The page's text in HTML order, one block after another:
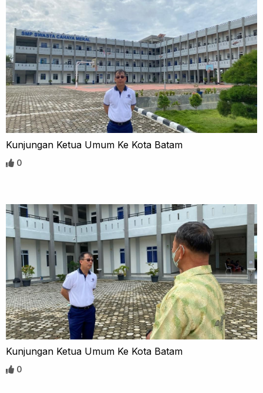
Kunjungan Ketua Umum Ke Kota Batam
0
Kunjungan Ketua Umum Ke Kota Batam
0